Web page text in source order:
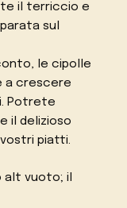
il terriccio e
sul
le cipolle
a crescere
Potrete
il delizioso
piatti.